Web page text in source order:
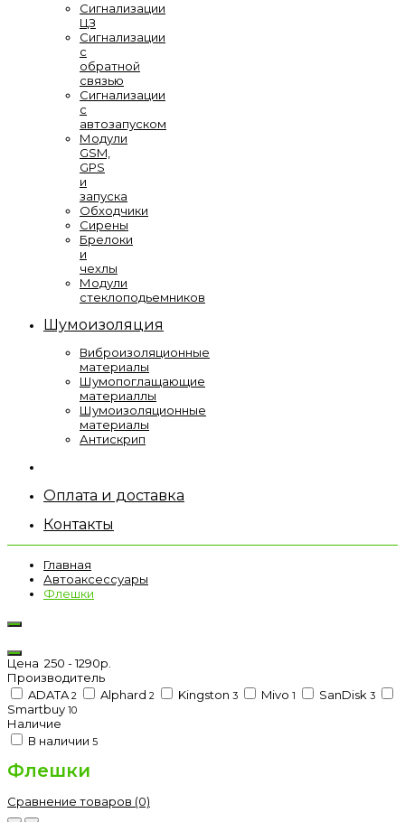
Сигнализации
ЦЗ
Сигнализации
с
обратной
связью
Сигнализации
с
автозапуском
Модули
GSM,
GPS
и
запуска
Обходчики
Сирены
Брелоки
и
чехлы
Модули
стеклоподьемников
Шумоизоляция
Виброизоляционные
материалы
Шумопоглащающие
материаллы
Шумоизоляционные
материалы
Антискрип
Оплата и доставка
Контакты
Главная
Автоаксессуары
Флешки
Цена 250 -1290р.
Производитель
ADATA 2 Alphard 2 Kingston 3 Mivo 1 SanDisk 3
Smartbuy 10
Наличие
В наличии 5
Флешки
Сравнение товаров (0)